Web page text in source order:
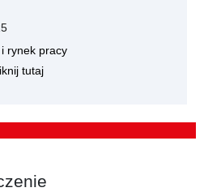
rynek pracy
tutaj